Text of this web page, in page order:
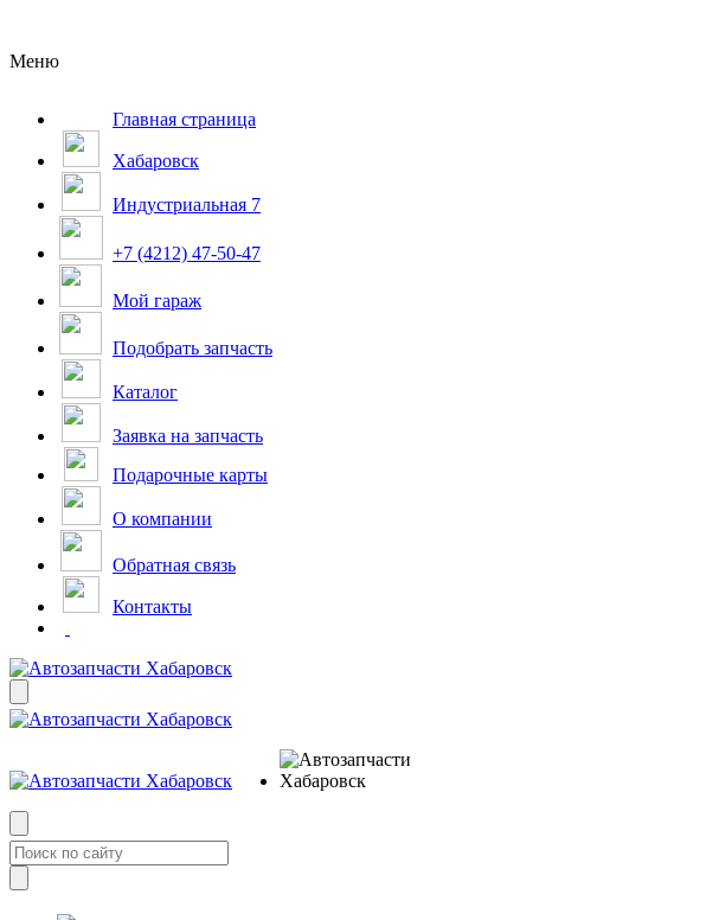
Меню
Главная страница
Хабаровск
Индустриальная 7
+7 (4212) 47-50-47
Мой гараж
Подобрать запчасть
Каталог
Заявка на запчасть
Подарочные карты
О компании
Обратная связь
Контакты